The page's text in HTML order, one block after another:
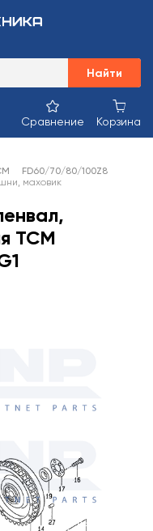
Найти
Сравнение Корзина
FD60/70/80/100Z8
маховик
TCM